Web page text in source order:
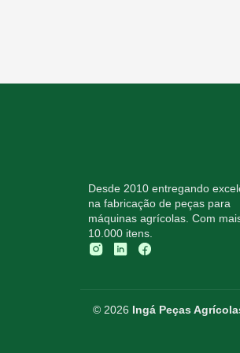
Desde 2010 entregando
na fabricação de peças para
máquinas agrícolas. Com
10.000 itens.
© 2026 Ingá Peças